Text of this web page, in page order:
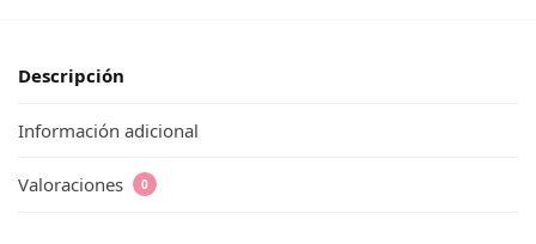
Descripción
Información adicional
Valoraciones 0